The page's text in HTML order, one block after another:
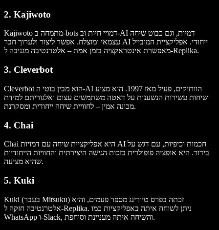
2. Kajiwoto
Kajiwoto מתמחה ב-bots דמויי חיות וב-AI דמיות, וגם כבוט שיחה
עצמאי ומוצלח. אפשר ליצור ולערוך חבר AI ייחודי. אפליקציית המובייל
מאפשרת אינטראקציה בזמן אמת – אלטרנטיבה מגניבה ל-Replika.
3. Cleverbot
Cleverbot הוא מבין בוטי ה-AI הוותיקים, פעיל מאז 1997. הוא מציע
שיחות עשירות הנשענות על דאטה משתמשים עצום ואלגוריתם למידת
מכונה אמין – לחוויית שיחה ייחודית ומסקרנת.
4. Chai
Chai היא אפליקציית שיחה עם דמויות AI חכמות וכיפיות, עם דגש על
בידור. היא אופציה פופולרית בזכות הגישה היצירתית והחוויות הייחודיות
שהיא מציעה.
5. Kuki
Kuki (בעבר Mitsuku) זכתה בפרס טיורינג מספר פעמים, והיא
אלטרנטיבה חזקה ל-Replika. ניתן לשוחח איתה באפליקציות כמו
WhatsApp ו-Slack, והשיחה איתה מעניינת וסוחפת.